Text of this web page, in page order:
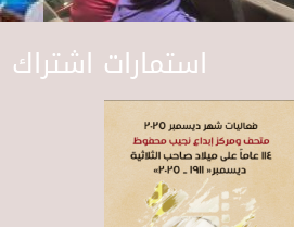
استمارات